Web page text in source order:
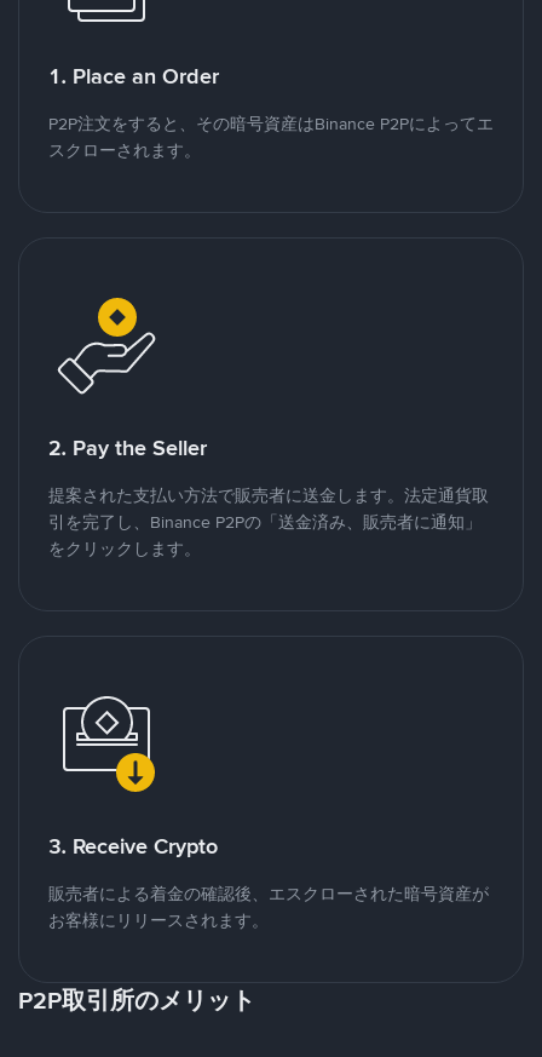
1. Place an Order
P2P注文をすると、その暗号資産はBinance P2Pによってエ
スクローされます。
2. Pay the Seller
提案された支払い方法で販売者に送金します。法定通貨取
引を完了し、Binance P2Pの「送金済み、販売者に通知」
をクリックします。
3. Receive Crypto
販売者による着金の確認後、エスクローされた暗号資産が
お客様にリリースされます。
P2P取引所のメリット